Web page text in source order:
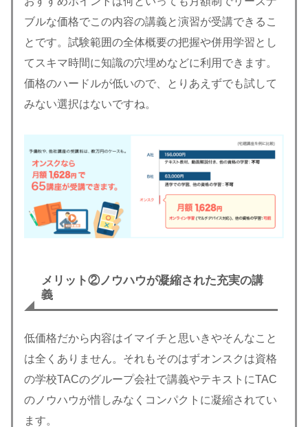
ブルな価格でこの内容の講義と演習が受講できるこ
とです。試験範囲の全体概要の把握や併用学習とし
てスキマ時間に知識の穴埋めなどに利用できます。
価格のハードルが低いので、とりあえずでも試して
みない選択はないですね。
メリット②ノウハウが凝縮された充実の講
義
低価格だから内容はイマイチと思いきやそんなこと
は全くありません。それもそのはずオンスクは資格
の学校TACのグループ会社で講義やテキストにTAC
のノウハウが惜しみなくコンパクトに凝縮されてい
ます。